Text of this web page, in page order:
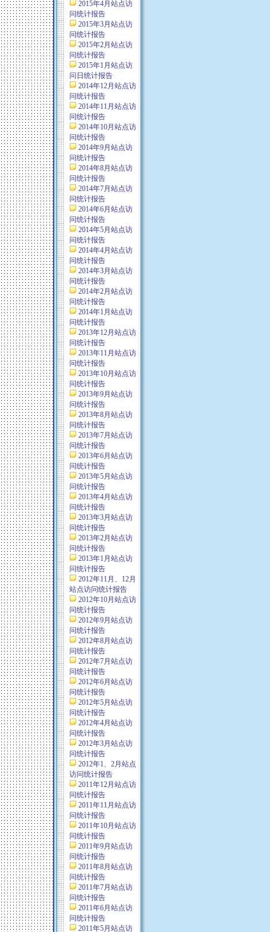
2015年4月站点访
问统计报告
2015年3月站点访
问统计报告
2015年2月站点访
问统计报告
2015年1月站点访
问日统计报告
2014年12月站点访
问统计报告
2014年11月站点访
问统计报告
2014年10月站点访
问统计报告
2014年9月站点访
问统计报告
2014年8月站点访
问统计报告
2014年7月站点访
问统计报告
2014年6月站点访
问统计报告
2014年5月站点访
问统计报告
2014年4月站点访
问统计报告
2014年3月站点访
问统计报告
2014年2月站点访
问统计报告
2014年1月站点访
问统计报告
2013年12月站点访
问统计报告
2013年11月站点访
问统计报告
2013年10月站点访
问统计报告
2013年9月站点访
问统计报告
2013年8月站点访
问统计报告
2013年7月站点访
问统计报告
2013年6月站点访
问统计报告
2013年5月站点访
问统计报告
2013年4月站点访
问统计报告
2013年3月站点访
问统计报告
2013年2月站点访
问统计报告
2013年1月站点访
问统计报告
2012年11月、12月
站点访问统计报告
2012年10月站点访
问统计报告
2012年9月站点访
问统计报告
2012年8月站点访
问统计报告
2012年7月站点访
问统计报告
2012年6月站点访
问统计报告
2012年5月站点访
问统计报告
2012年4月站点访
问统计报告
2012年3月站点访
问统计报告
2012年1、2月站点
访问统计报告
2011年12月站点访
问统计报告
2011年11月站点访
问统计报告
2011年10月站点访
问统计报告
2011年9月站点访
问统计报告
2011年8月站点访
问统计报告
2011年7月站点访
问统计报告
2011年6月站点访
问统计报告
2011年5月站点访